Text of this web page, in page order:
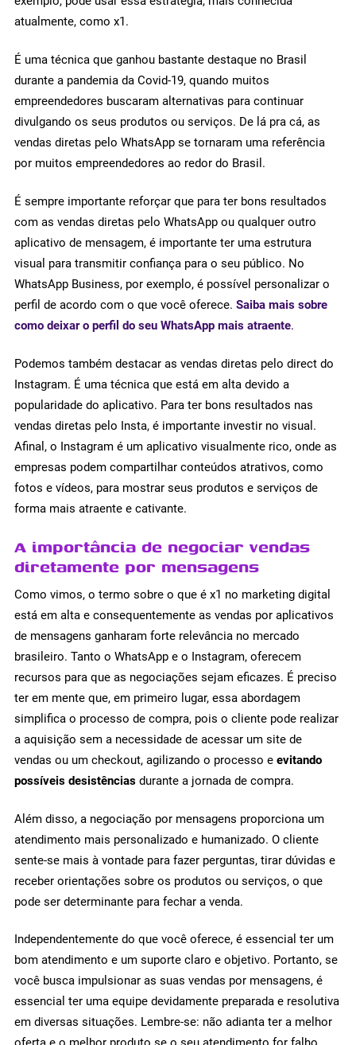
atualmente, como x1.
É uma técnica que ganhou bastante destaque no Brasil
durante a pandemia da Covid-19, quando muitos
empreendedores buscaram alternativas para continuar
divulgando os seus produtos ou serviços. De lá pra cá, as
vendas diretas pelo WhatsApp se tornaram uma referência
por muitos empreendedores ao redor do Brasil.
É sempre importante reforçar que para ter bons resultados
com as vendas diretas pelo WhatsApp ou qualquer outro
aplicativo de mensagem, é importante ter uma estrutura
visual para transmitir confiança para o seu público. No
WhatsApp Business, por exemplo, é possível personalizar o
perfil de acordo com o que você oferece. Saiba mais sobre
como deixar o perfil do seu WhatsApp mais atraente.
Podemos também destacar as vendas diretas pelo direct do
Instagram. É uma técnica que está em alta devido a
popularidade do aplicativo. Para ter bons resultados nas
vendas diretas pelo Insta, é importante investir no visual.
Afinal, o Instagram é um aplicativo visualmente rico, onde as
empresas podem compartilhar conteúdos atrativos, como
fotos e vídeos, para mostrar seus produtos e serviços de
forma mais atraente e cativante.
A importância de negociar vendas
diretamente por mensagens
Como vimos, o termo sobre o que é x1 no marketing digital
está em alta e consequentemente as vendas por aplicativos
de mensagens ganharam forte relevância no mercado
brasileiro. Tanto o WhatsApp e o Instagram, oferecem
recursos para que as negociações sejam eficazes. É preciso
ter em mente que, em primeiro lugar, essa abordagem
simplifica o processo de compra, pois o cliente pode realizar
a aquisição sem a necessidade de acessar um site de
vendas ou um checkout, agilizando o processo e evitando
possíveis desistências durante a jornada de compra.
Além disso, a negociação por mensagens proporciona um
atendimento mais personalizado e humanizado. O cliente
sente-se mais à vontade para fazer perguntas, tirar dúvidas e
receber orientações sobre os produtos ou serviços, o que
pode ser determinante para fechar a venda.
Independentemente do que você oferece, é essencial ter um
bom atendimento e um suporte claro e objetivo. Portanto, se
você busca impulsionar as suas vendas por mensagens, é
essencial ter uma equipe devidamente preparada e resolutiva
em diversas situações. Lembre-se: não adianta ter a melhor